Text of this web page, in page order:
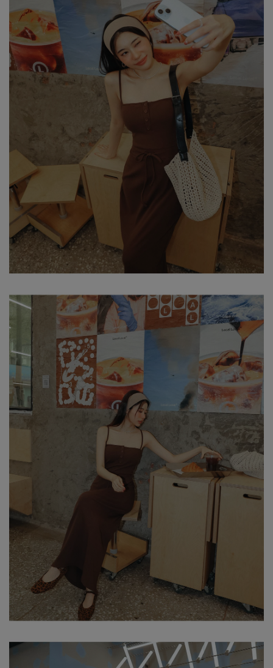
※ 穿搭時亦建議避免與淺色配件、包款、飾品一同使用，以降低因
摩擦或潮濕造成染色的可能性。
※ 顏色請參考單品圖片較為接近，但因圖檔顏色會因個人電腦螢幕
設定差異略有不同，請以實際商品顏色為準。